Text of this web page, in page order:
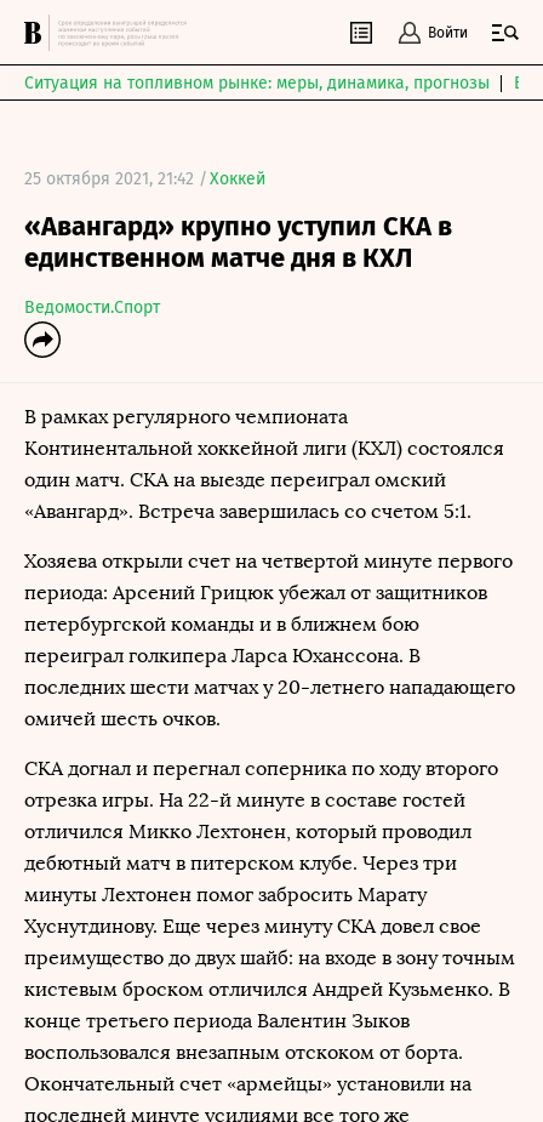
Войти
Ситуация на топливном рынке: меры, динамика, прогнозы
25 октября 2021, 21:42 /Хоккей
«Авангард» крупно уступил СКА в
единственном матче дня в КХЛ
Ведомости.Спорт
В рамках регулярного чемпионата
Континентальной хоккейной лиги (КХЛ) состоялся
один матч. СКА на выезде переиграл омский
«Авангард». Встреча завершилась со счетом 5:1.
Хозяева открыли счет на четвертой минуте первого
периода: Арсений Грицюк убежал от защитников
петербургской команды и в ближнем бою
переиграл голкипера Ларса Юханссона. В
последних шести матчах у 20-летнего нападающего
омичей шесть очков.
СКА догнал и перегнал соперника по ходу второго
отрезка игры. На 22-й минуте в составе гостей
отличился Микко Лехтонен, который проводил
дебютный матч в питерском клубе. Через три
минуты Лехтонен помог забросить Марату
Хуснутдинову. Еще через минуту СКА довел свое
преимущество до двух шайб: на входе в зону точным
кистевым броском отличился Андрей Кузьменко. В
конце третьего периода Валентин Зыков
воспользовался внезапным отскоком от борта.
Окончательный счет «армейцы» установили на
последней минуте усилиями все того же